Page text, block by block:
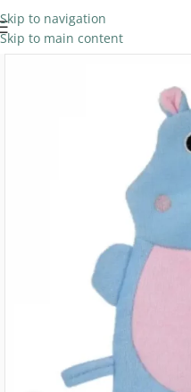
Skip to navigation
Skip to main content